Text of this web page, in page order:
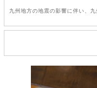
九州地方の地震の影響に伴い、